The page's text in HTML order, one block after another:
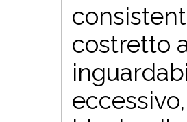
costretto